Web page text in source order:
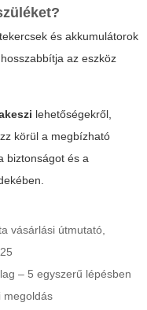
és akkumulátorok
az eszköz
lehetőségekről,
körül a megbízható
biztonságot és a
vásárlási útmutató,
– 5 egyszerű lépésben
megoldás